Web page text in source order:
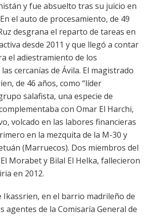
y fue absuelto tras su juicio en
el auto de procesamiento, de 49
desgrana el reparto de tareas en
desde 2011 y que llegó a contar
el adiestramiento de los
cercanías de Ávila. El magistrado
de 46 años, como “líder
salafista, una especie de
con Omar El Harchi,
volcado en las labores financieras
en la mezquita de la M-30 y
(Marruecos). Dos miembros del
Morabet y Bilal El Helka, fallecieron
en 2012.
Ikassrien, en el barrio madrileño de
agentes de la Comisaría General de